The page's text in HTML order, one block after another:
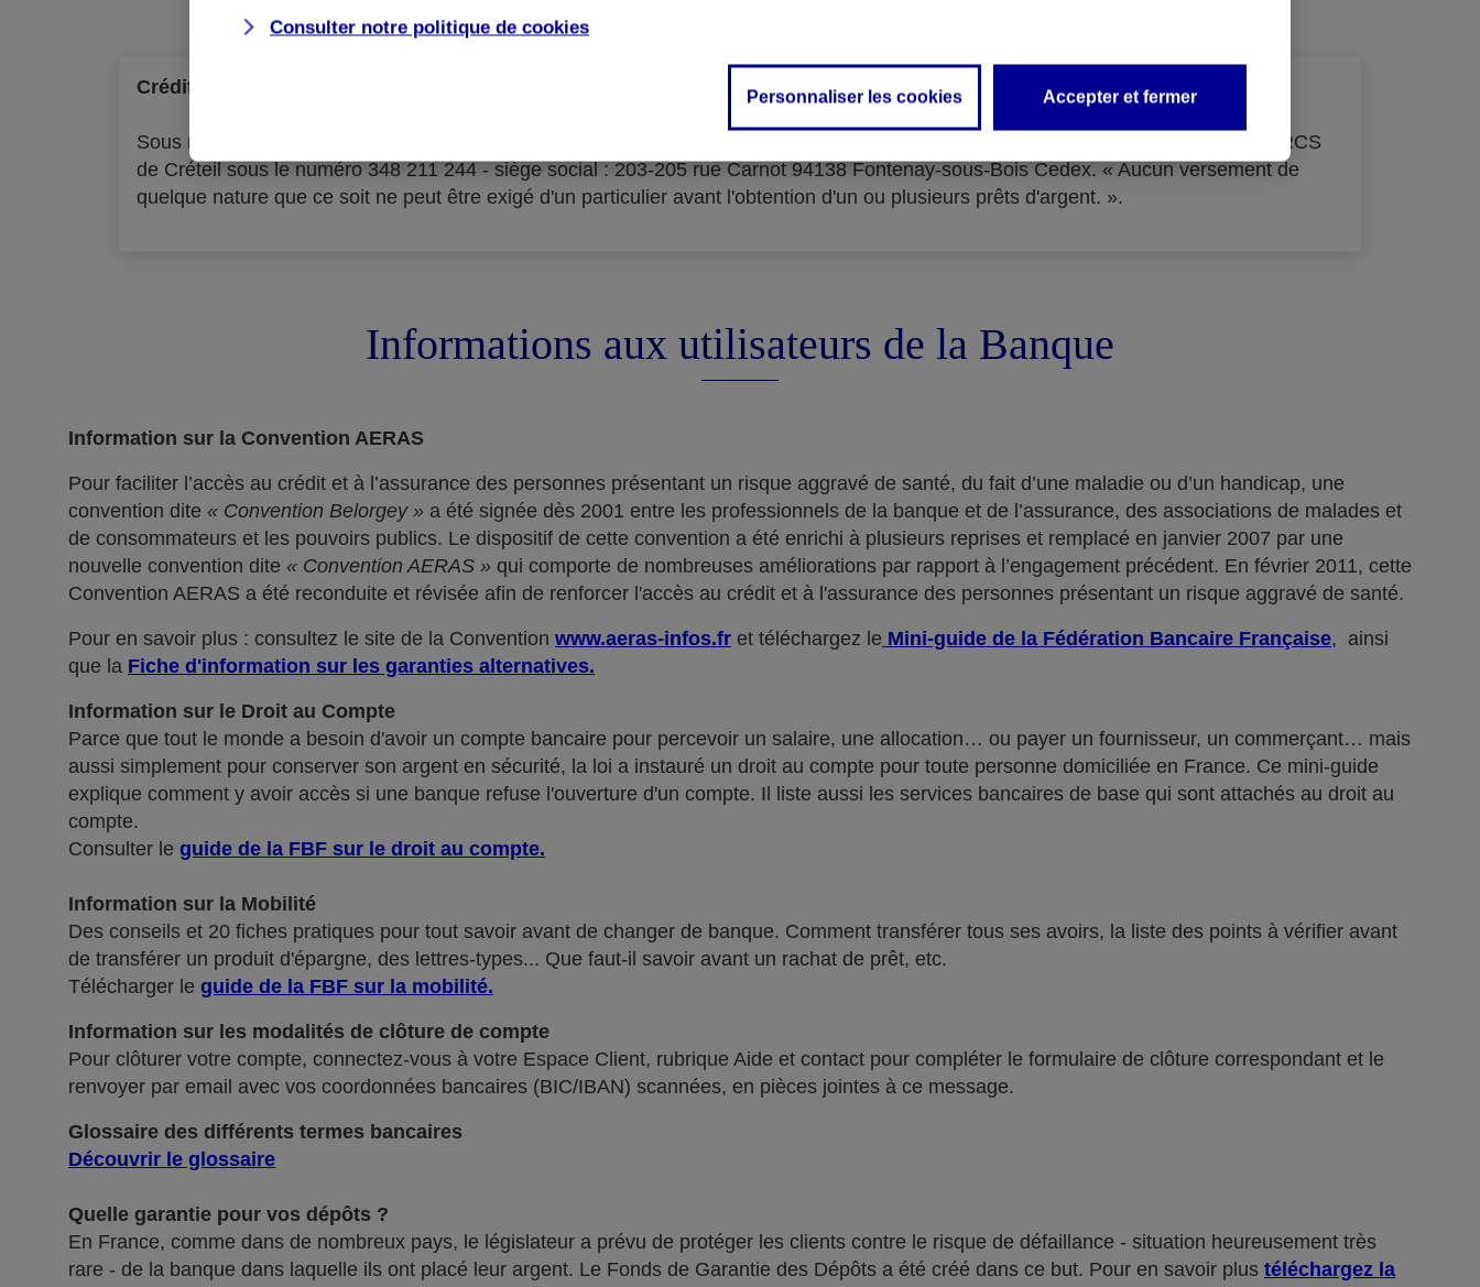
Crédit à la consommation
Sous réserve d'acceptation par l'organisme prêteur : AXA Banque Financement – SA au capital de 33 855 000 € - immatriculée au RCS
de Créteil sous le numéro 348 211 244 - siège social : 203-205 rue Carnot 94138 Fontenay-sous-Bois Cedex. « Aucun versement de
quelque nature que ce soit ne peut être exigé d'un particulier avant l'obtention d'un ou plusieurs prêts d'argent. ».
Informations aux utilisateurs de la Banque
Information sur la Convention AERAS
Pour faciliter l’accès au crédit et à l’assurance des personnes présentant un risque aggravé de santé, du fait d’une maladie ou d’un handicap, une
convention dite « Convention Belorgey » a été signée dès 2001 entre les professionnels de la banque et de l’assurance, des associations de malades et
de consommateurs et les pouvoirs publics. Le dispositif de cette convention a été enrichi à plusieurs reprises et remplacé en janvier 2007 par une
nouvelle convention dite « Convention AERAS » qui comporte de nombreuses améliorations par rapport à l’engagement précédent. En février 2011, cette
Convention AERAS a été reconduite et révisée afin de renforcer l'accès au crédit et à l'assurance des personnes présentant un risque aggravé de santé.
Pour en savoir plus : consultez le site de la Convention www.aeras-infos.fr et téléchargez le Mini-guide de la Fédération Bancaire Française, ainsi
que la Fiche d'information sur les garanties alternatives.
Information sur le Droit au Compte
Parce que tout le monde a besoin d'avoir un compte bancaire pour percevoir un salaire, une allocation… ou payer un fournisseur, un commerçant… mais
aussi simplement pour conserver son argent en sécurité, la loi a instauré un droit au compte pour toute personne domiciliée en France. Ce mini-guide
explique comment y avoir accès si une banque refuse l'ouverture d'un compte. Il liste aussi les services bancaires de base qui sont attachés au droit au
compte.
Consulter le guide de la FBF sur le droit au compte.
Information sur la Mobilité
Des conseils et 20 fiches pratiques pour tout savoir avant de changer de banque. Comment transférer tous ses avoirs, la liste des points à vérifier avant
de transférer un produit d'épargne, des lettres-types... Que faut-il savoir avant un rachat de prêt, etc.
Télécharger le guide de la FBF sur la mobilité.
Information sur les modalités de clôture de compte
Pour clôturer votre compte, connectez-vous à votre Espace Client, rubrique Aide et contact pour compléter le formulaire de clôture correspondant et le
renvoyer par email avec vos coordonnées bancaires (BIC/IBAN) scannées, en pièces jointes à ce message.
Glossaire des différents termes bancaires
Découvrir le glossaire
Quelle garantie pour vos dépôts ?
En France, comme dans de nombreux pays, le législateur a prévu de protéger les clients contre le risque de défaillance - situation heureusement très
rare - de la banque dans laquelle ils ont placé leur argent. Le Fonds de Garantie des Dépôts a été créé dans ce but. Pour en savoir plus téléchargez la
Consulter notre politique de cookies
Personnaliser les cookies Accepter et fermer